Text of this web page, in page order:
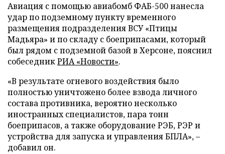
Авиация с помощью авиабомб ФАБ-500 нанесла
удар по подземному пункту временного
размещения подразделения ВСУ «Птицы
Мадьяра» и по складу с боеприпасами, который
был рядом с подземной базой в Херсоне, пояснил
собеседникРИА «Новости».
«В результате огневого воздействия было
полностью уничтожено более взвода личного
состава противника, вероятно несколько
иностранных специалистов, пара тонн
боеприпасов, а также оборудование РЭБ, РЭР и
устройства для запуска и управления БПЛА», –
добавил он.